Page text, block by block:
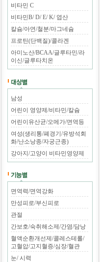
비타민 C
비타민B/ D/ E/ K/ 엽산
칼슘/아연/철분/마그네슘
프로틴(단백질)/콜라겐
아미노산/BCAA/글루타민/라
이신/글루타치온
남성
어린이 영양제/비타민/칼슘
어린이유산균/오메가/면역등
여성(생리통/폐경기/유방석회
화/난소낭종/자궁근종)
강아지/고양이 비타민영양제
면역력/면역강화
만성피로/부신피로
관절
간보호/숙취해소제/간염/담낭
혈액순환개선제/콜레스테롤/
고혈압/고지혈증/심장/혈관
눈/ 시력